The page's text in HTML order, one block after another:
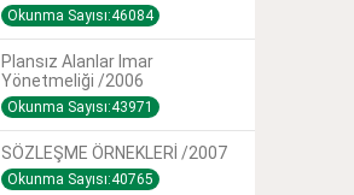
Okunma Sayısı:46084
Plansız Alanlar Imar
Yönetmeliği /2006
Okunma Sayısı:43971
SÖZLEŞME ÖRNEKLERİ /2007
Okunma Sayısı:40765